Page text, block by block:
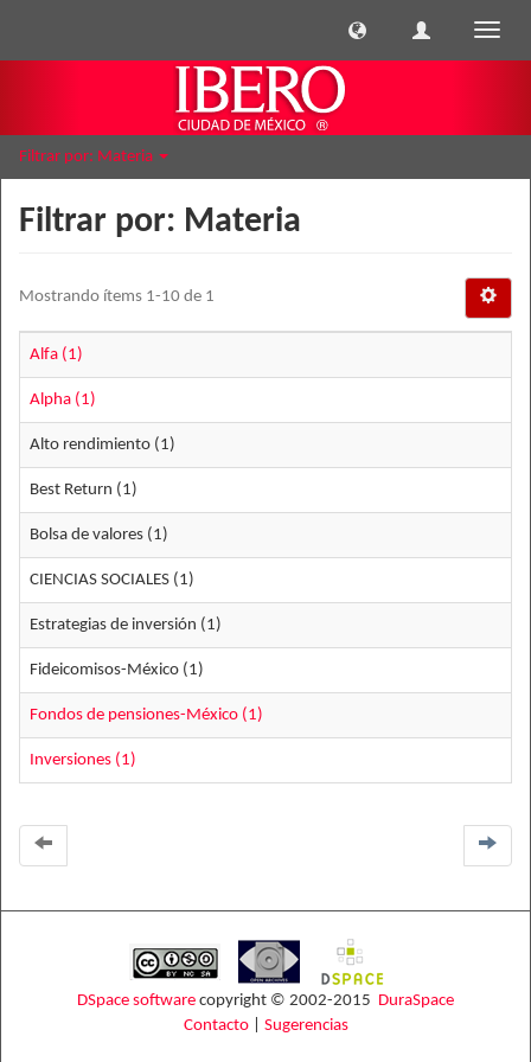
Filtrar por: Materia
Filtrar por: Materia
Mostrando ítems 1-10 de 1
Alfa (1)
Alpha (1)
Alto rendimiento (1)
Best Return (1)
Bolsa de valores (1)
CIENCIAS SOCIALES (1)
Estrategias de inversión (1)
Fideicomisos-México (1)
Fondos de pensiones-México (1)
Inversiones (1)
DSpace software copyright © 2002-2015 DuraSpace
Contacto| Sugerencias